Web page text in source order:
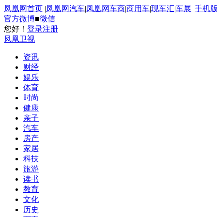
凤凰网首页 |凤凰网汽车|凤凰网车商|商用车|现车汇|车展 |手机版
官方微博■微信
您好！ 登录注册
凤凰卫视
资讯
财经
娱乐
体育
时尚
健康
亲子
汽车
房产
家居
科技
旅游
读书
教育
文化
历史